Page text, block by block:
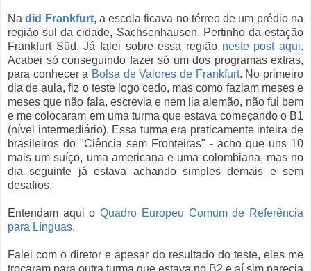
Nadid Frankfurt, a escola ficava no térreo de um prédio na
região sul da cidade, Sachsenhausen. Pertinho da estação
Frankfurt Süd. Já falei sobre essa região neste post aqui.
Acabei só conseguindo fazer só um dos programas extras,
para conhecer a Bolsa de Valores de Frankfurt. No primeiro
dia de aula, fiz o teste logo cedo, mas como faziam meses e
meses que não fala, escrevia e nem lia alemão, não fui bem
e me colocaram em uma turma que estava começando o B1
(nível intermediário). Essa turma era praticamente inteira de
brasileiros do "Ciência sem Fronteiras" - acho que uns 10
mais um suíço, uma americana e uma colombiana, mas no
dia seguinte já estava achando simples demais e sem
desafios.
Entendam aqui oQuadro Europeu Comum de Referência
para Línguas.
Falei com o diretor e apesar do resultado do teste, eles me
trocaram para outra turma que estava no B2 e aí sim parecia